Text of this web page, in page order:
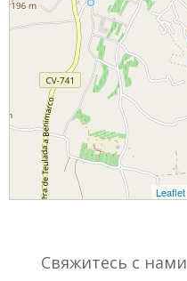
Leaflet
Свяжитесь с нами